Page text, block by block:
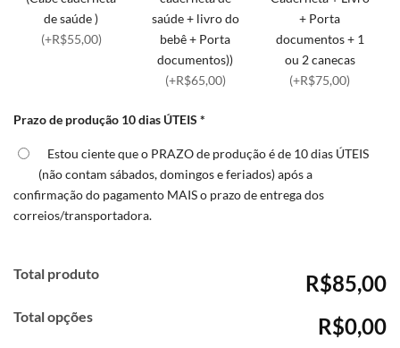
de saúde )
(+R$55,00)
saúde + livro do
bebê + Porta
documentos))
(+R$65,00)
+ Porta
documentos + 1
ou 2 canecas
(+R$75,00)
Prazo de produção 10 dias ÚTEIS *
Estou ciente que o PRAZO de produção é de 10 dias ÚTEIS
(não contam sábados, domingos e feriados) após a
confirmação do pagamento MAIS o prazo de entrega dos
correios/transportadora.
Total produto R$85,00
Total opções R$0,00